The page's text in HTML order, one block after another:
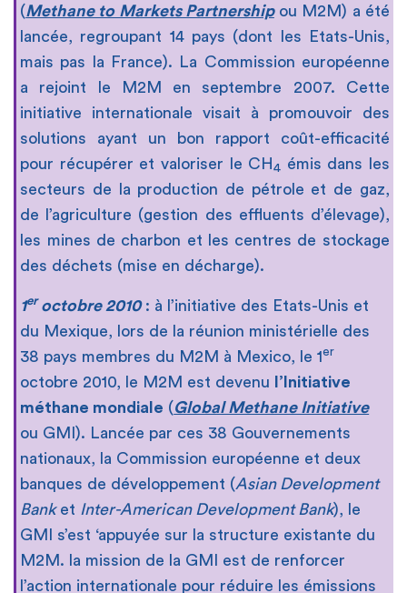
(Methane to Markets Partnershipou M2M) a été
lancée, regroupant 14 pays (dont les Etats-Unis,
mais pas la France). La Commission européenne
a rejoint le M2M en septembre 2007. Cette
initiative internationale visait à promouvoir des
solutions ayant un bon rapport coût-efficacité
pour récupérer et valoriser le CH 4 émis dans les
secteurs de la production de pétrole et de gaz,
de l’agriculture (gestion des effluents d’élevage),
les mines de charbon et les centres de stockage
des déchets (mise en décharge).
1eroctobre 2010: à l’initiative des Etats-Unis et
du Mexique, lors de la réunion ministérielle des
38 pays membres du M2M à Mexico, le 1er
octobre 2010, le M2M est devenu
l’Initiative
méthane mondiale (Global Methane Initiative
ou GMI). Lancée par ces 38 Gouvernements
nationaux, la Commission européenne et deux
banques de développement (Asian Development
Banket Inter-American Development Bank), le
GMI s’est ‘appuyée sur la structure existante du
M2M. la mission de la GMI est de renforcer
l’action internationale pour réduire les émissions